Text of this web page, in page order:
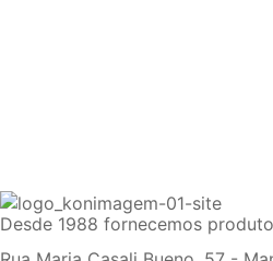
Desde 1988 fornecemos